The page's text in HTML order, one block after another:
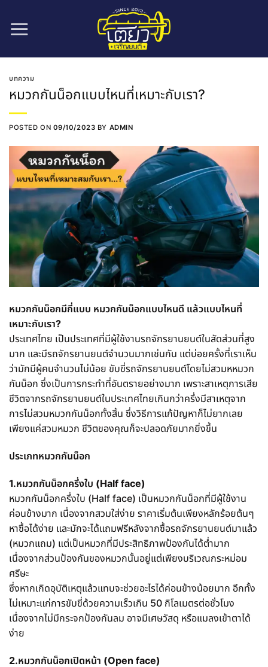
บทความ
หมวกกันน็อกแบบไหนที่เหมาะกับเรา?
POSTED ON 09/10/2023 BY ADMIN
หมวกกันน็อกมีกี่แบบ หมวกกันน็อกแบบไหนดี แล้วแบบไหนที่
เหมาะกับเรา?
ประเทศไทย เป็นประเทศที่มีผู้ใช้งานรถจักรยานยนต์ในสัดส่วนที่สูง
มาก และมีรถจักรยานยนต์จำนวนมากเช่นกัน แต่บ่อยครั้งที่เราเห็น
ว่ามักมีผู้คนจำนวนไม่น้อย ขับขี่รถจักรยานยนต์โดยไม่สวมหหมวก
กันน็อก ซึ่งเป็นการกระทำที่อันตรายอย่างมาก เพราะสาเหตุการเสีย
ชีวิตจากรถจักรยานยนต์ในประเทศไทยเกินกว่าครึ่งมีสาเหตุจาก
การไม่สวมหมวกกันน็อกทั้งสิ้น ซึ่งวิธีการแก้ปัญหาก็ไม่ยากเลย
เพียงแค่สวมหมวก ชีวิตของคุณก็จะปลอดภัยมากยิ่งขึ้น
ประเภทหมวกกันน็อก
1.หมวกกันน็อกครึ่งใบ (Half face)
หมวกกันน็อกครึ่งใบ (Half face) เป็นหมวกกันน็อกที่มีผู้ใช้งาน
ค่อนข้างมาก เนื่องจากสวมใส่ง่าย ราคาเริ่มต้นเพียงหลักร้อยต้นๆ
หาซื้อได้ง่าย และมักจะได้แถมฟรีหลังจากซื้อรถจักรยานยนต์มาแล้ว
(หมวกแถม) แต่เป็นหมวกที่มีประสิทธิภาพป้องกันได้ต่ำมาก
เนื่องจากส่วนป้องกันของหมวกนั้นอยู่แต่เพียงบริเวณกระหม่อม
ศรีษะ
ซึ่งหากเกิดอุบัติเหตุแล้วแทบจะช่วยอะไรได้ค่อนข้างน้อยมาก อีกทั้ง
ไม่เหมาะแก่การขับขี่ด้วยความเร็วเกิน 50 กิโลเมตรต่อชั่วโมง
เนื่องจากไม่มีกระจกป้องกันลม อาจมีเศษวัสดุ หรือแมลงเข้าตาได้
ง่าย
2.หมวกกันน็อกเปิดหน้า (Open face)